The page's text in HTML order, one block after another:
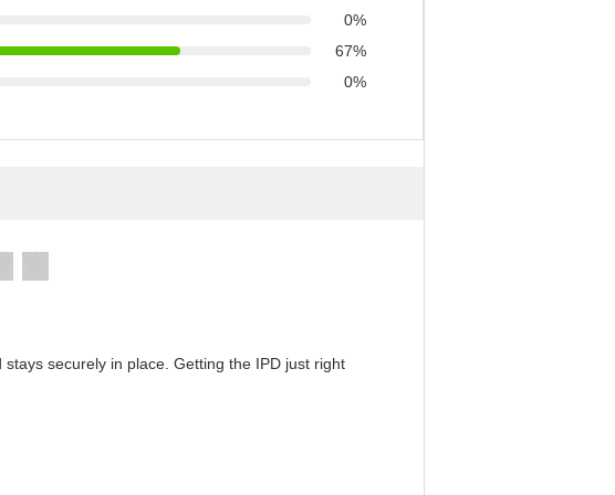
0%
67%
0%
securely in place. Getting the IPD just right